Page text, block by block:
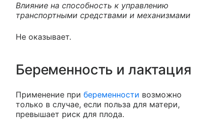
Влияние на способность к управлению
транспортными средствами и механизмами
Не оказывает.
Беременность и лактация
Применение при беременности возможно
только в случае, если польза для матери,
превышает риск для плода.